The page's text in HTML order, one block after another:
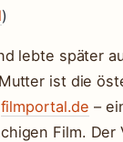
)
lebte später
ist die
filmportal.de –
Film.